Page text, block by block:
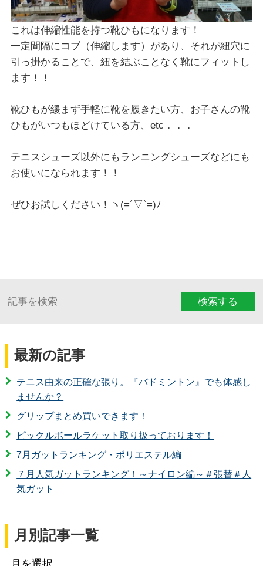
これは伸縮性能を持つ靴ひもになります！
一定間隔にコブ（伸縮します）があり、それが紐穴に
引っ掛かることで、紐を結ぶことなく靴にフィットし
ます！！
靴ひもが緩まず手軽に靴を履きたい方、お子さんの靴
ひもがいつもほどけている方、etc．．．
テニスシューズ以外にもランニングシューズなどにも
お使いになられます！！
ぜひお試しください！ヽ(=´▽`=)ﾉ
検索する
最新の記事
テニス由来の正確な張り。『バドミントン』でも体感し
ませんか？
グリップまとめ買いできます！
ピックルボールラケット取り扱っております！
7月ガットランキング・ポリエステル編
７月人気ガットランキング！～ナイロン編～＃張替＃人
気ガット
月別記事一覧